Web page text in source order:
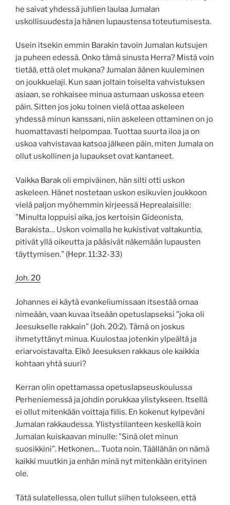
he saivat yhdessä juhlien laulaa Jumalan
uskollisuudesta ja hänen lupaustensa toteutumisesta.
Usein itsekin emmin Barakin tavoin Jumalan kutsujen
ja puheen edessä. Onko tämä sinusta Herra? Mistä voin
tietää, että olet mukana? Jumalan äänen kuuleminen
on joukkuelaji. Kun saan joltain toiselta vahvistuksen
asiaan, se rohkaisee minua astumaan uskossa eteen
päin. Sitten jos joku toinen vielä ottaa askeleen
yhdessä minun kanssani, niin askeleen ottaminen on jo
huomattavasti helpompaa. Tuottaa suurta iloa ja on
uskoa vahvistavaa katsoa jälkeen päin, miten Jumala on
ollut uskollinen ja lupaukset ovat kantaneet.
Vaikka Barak oli empiväinen, hän silti otti uskon
askeleen. Hänet nostetaan uskon esikuvien joukkoon
vielä paljon myöhemmin kirjeessä Heprealaisille:
”Minulta loppuisi aika, jos kertoisin Gideonista,
Barakista… Uskon voimalla he kukistivat valtakuntia,
pitivät yllä oikeutta ja pääsivät näkemään lupausten
täyttymisen.” (Hepr. 11:32-33)
Joh. 20
Johannes ei käytä evankeliumissaan itsestää omaa
nimeään, vaan kuvaa itseään opetuslapseksi ”joka oli
Jeesukselle rakkain” (Joh. 20:2). Tämä on joskus
ihmetyttänyt minua. Kuulostaa jotenkin ylpeältä ja
eriarvoistavalta. Eikö Jeesuksen rakkaus ole kaikkia
kohtaan yhtä suuri?
Kerran olin opettamassa opetuslapseuskoulussa
Perheniemessä ja johdin porukkaa ylistykseen. Itsellä
ei ollut mitenkään voittaja fiilis. En kokenut kylpeväni
Jumalan rakkaudessa. Ylistystilanteen keskellä koin
Jumalan kuiskaavan minulle: ”Sinä olet minun
suosikkini”. Hetkonen… Tuota noin. Täällähän on nämä
kaikki muutkin ja enhän minä nyt mitenkään erityinen
ole.
Tätä sulatellessa, olen tullut siihen tulokseen, että